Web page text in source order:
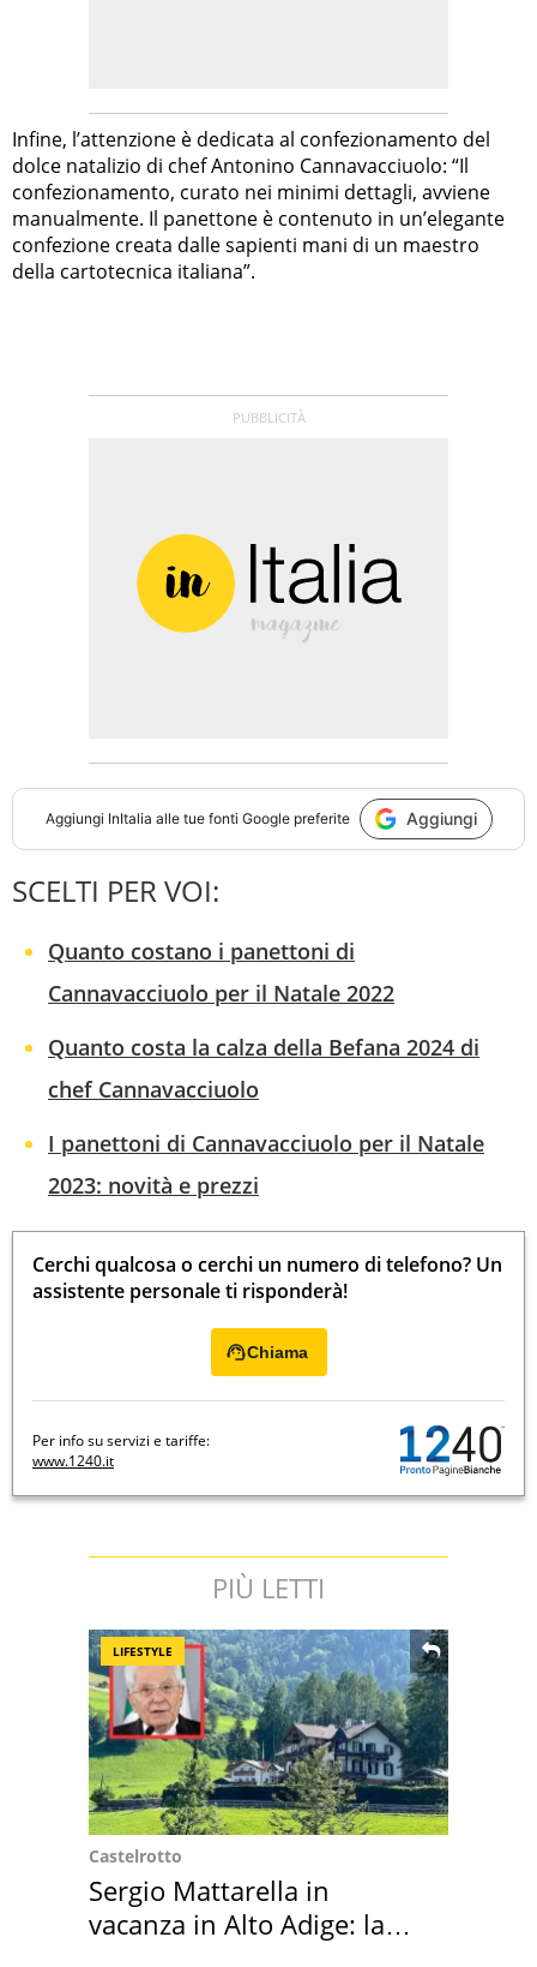
Infine, l’attenzione è dedicata al confezionamento del
dolce natalizio di chef Antonino Cannavacciuolo: “Il
confezionamento, curato nei minimi dettagli, avviene
manualmente. Il panettone è contenuto in un’elegante
confezione creata dalle sapienti mani di un maestro
della cartotecnica italiana”.
Aggiungi InItalia alle tue fonti Google preferite Aggiungi
SCELTI PER VOI:
Quanto costano i panettoni di
Cannavacciuolo per il Natale 2022
Quanto costa la calza della Befana 2024 di
chef Cannavacciuolo
I panettoni di Cannavacciuolo per il Natale
2023: novità e prezzi
Cerchi qualcosa o cerchi un numero di telefono? Un
assistente personale ti risponderà!
Chiama
Per info su servizi e tariffe:
www.1240.it
PIÙ LETTI
LIFESTYLE
Castelrotto
Sergio Mattarella in
vacanza in Alto Adige: la